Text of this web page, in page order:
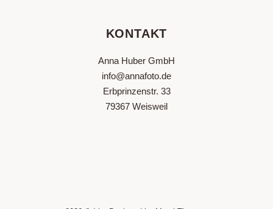
KONTAKT
Anna Huber GmbH
info@annafoto.de
Erbprinzenstr. 33
79367 Weisweil